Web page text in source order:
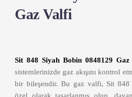
Gaz Valfi
Sit 848 Siyah Bobin 0848129
sistemlerinizde gaz akışını kontrol
bir bileşendir. Bu gaz valfi, Sit